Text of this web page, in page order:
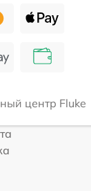
центр Fluke